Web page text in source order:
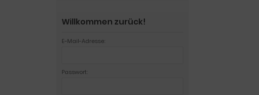
Willkommen zurück!
E-Mail-Adresse:
Passwort: